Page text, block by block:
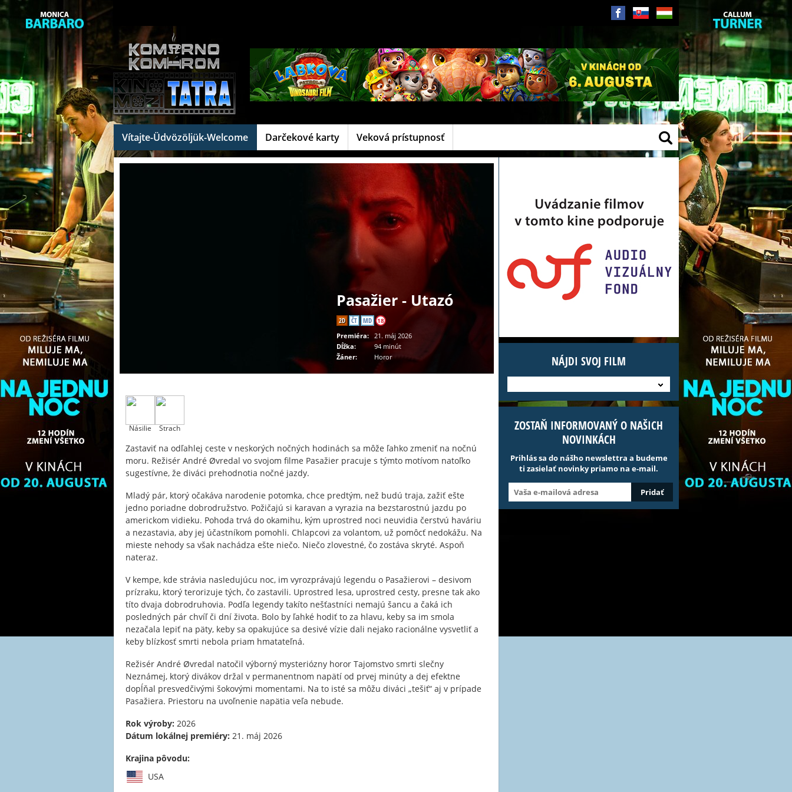
Vítajte-Üdvözöljük-Welcome Darčekové karty Veková prístupnosť
Pasažier - Utazó
2D ČT MD 18
Premiéra: 21. máj 2026
Dĺžka:
94 minút
Žáner:
Horor
Násilie Strach
Zastaviť na odľahlej ceste v neskorých nočných hodinách sa môže ľahko zmeniť na nočnú
moru. Režisér André Øvredal vo svojom filme Pasažier pracuje s týmto motívom natoľko
sugestívne, že diváci prehodnotia nočné jazdy.
Mladý pár, ktorý očakáva narodenie potomka, chce predtým, než budú traja, zažiť ešte
jedno poriadne dobrodružstvo. Požičajú si karavan a vyrazia na bezstarostnú jazdu po
americkom vidieku. Pohoda trvá do okamihu, kým uprostred noci neuvidia čerstvú haváriu
a nezastavia, aby jej účastníkom pomohli. Chlapcovi za volantom, už pomôcť nedokážu. Na
mieste nehody sa však nachádza ešte niečo. Niečo zlovestné, čo zostáva skryté. Aspoň
nateraz.
V kempe, kde strávia nasledujúcu noc, im vyrozprávajú legendu o Pasažierovi – desivom
prízraku, ktorý terorizuje tých, čo zastavili. Uprostred lesa, uprostred cesty, presne tak ako
títo dvaja dobrodruhovia. Podľa legendy takíto nešťastníci nemajú šancu a čaká ich
posledných pár chvíľ či dní života. Bolo by ľahké hodiť to za hlavu, keby sa im smola
nezačala lepiť na päty, keby sa opakujúce sa desivé vízie dali nejako racionálne vysvetliť a
keby blízkosť smrti nebola priam hmatateľná.
Režisér André Øvredal natočil výborný mysteriózny horor Tajomstvo smrti slečny
Neznámej, ktorý divákov držal v permanentnom napätí od prvej minúty a dej efektne
dopĺňal presvedčivými šokovými momentami. Na to isté sa môžu diváci „tešiť“ aj v prípade
Pasažiera. Priestoru na uvoľnenie napätia veľa nebude.
Rok výroby: 2026
Dátum lokálnej premiéry: 21. máj 2026
Krajina pôvodu:
USA
NÁJDI SVOJ FILM
ZOSTAŇ INFORMOVANÝ O NAŠICH
NOVINKÁCH
Prihlás sa do nášho newslettra a budeme
ti zasielať novinky priamo na e-mail.